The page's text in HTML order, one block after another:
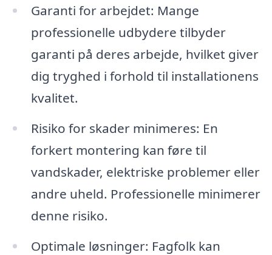
Garanti for arbejdet: Mange
professionelle udbydere tilbyder
garanti på deres arbejde, hvilket giver
dig tryghed i forhold til installationens
kvalitet.
Risiko for skader minimeres: En
forkert montering kan føre til
vandskader, elektriske problemer eller
andre uheld. Professionelle minimerer
denne risiko.
Optimale løsninger: Fagfolk kan